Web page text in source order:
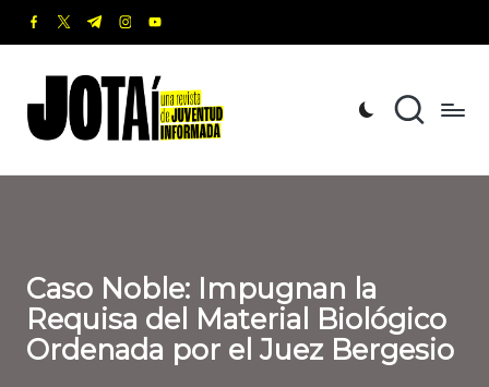
Saltar
contenido
facebook.com
twitter.com
t.me instagram.com
youtube.com
o
t
revista
de
Informada
Caso Noble: Impugnan la
Requisa del Material Biológico
Ordenada por el Juez Bergesio